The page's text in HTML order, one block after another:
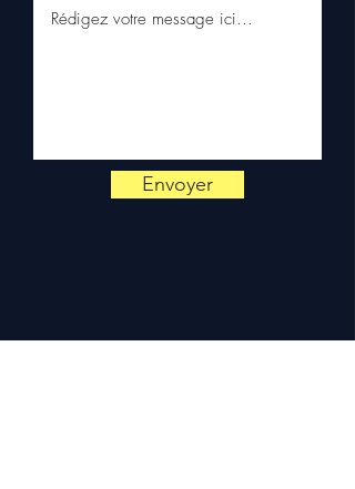
54(WhatsApp disponible) —
Envoyer